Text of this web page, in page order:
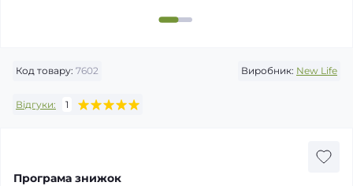
Код товару: 7602 Виробник: New Life
Відгуки: 1
Програма знижок